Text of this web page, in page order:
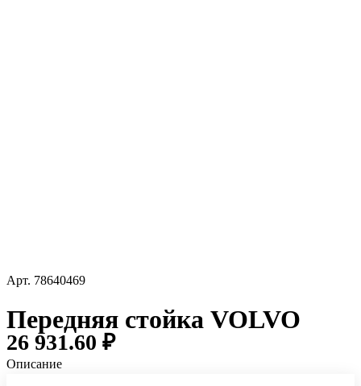
Арт. 78640469
Передняя стойка VOLVO
26 931.60 ₽
Описание